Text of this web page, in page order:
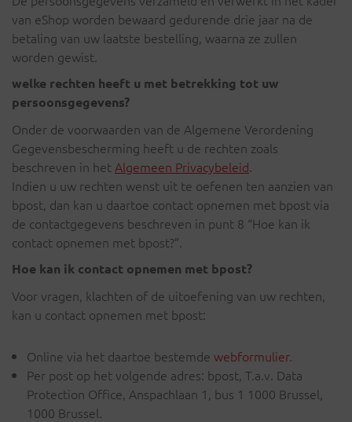
van eShop worden bewaard gedurende drie jaar na de
betaling van uw laatste bestelling, waarna ze zullen
worden gewist.
welke rechten heeft u met betrekking tot uw
persoonsgegevens?
Onder de voorwaarden van de Algemene Verordening
Gegevensbescherming heeft u de rechten zoals
beschreven in het Algemeen Privacybeleid.
Indien u uw rechten wenst uit te oefenen ten aanzien van
bpost, dan kan u daartoe contact opnemen met bpost via
de contactgegevens beschreven in punt 8 “Hoe kan ik
contact opnemen met bpost?”.
Hoe kan ik contact opnemen met bpost?
Voor vragen, klachten of de uitoefening van uw rechten,
kan u contact opnemen met bpost:
Online via het daartoe bestemde webformulier.
Per post op het volgende adres: bpost, T.a.v. Data
Protection Office, Anspachlaan 1, bus 1 1000 Brussel,
1000 Brussel.